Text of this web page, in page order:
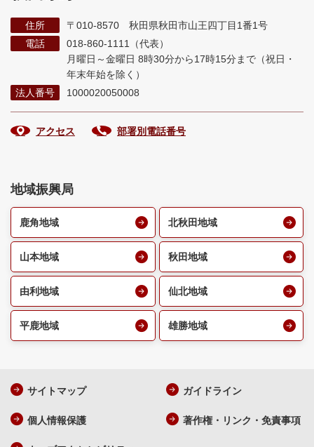
住所
〒010-8570 秋田県秋田市山王四丁目1番1号
電話
018-860-1111（代表）
月曜日～金曜日 8時30分から17時15分まで （祝日・
年末年始を除く）
法人番号
1000020050008
アクセス 部署別電話番号
地域振興局
鹿角地域 北秋田地域
山本地域 秋田地域
由利地域 仙北地域
平鹿地域 雄勝地域
サイトマップ ガイドライン
個人情報保護 著作権・リンク・免責事項